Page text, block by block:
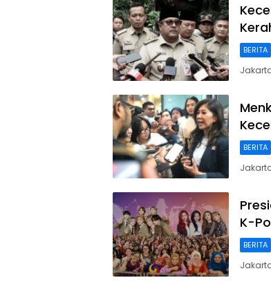
BERITA
BERITA
K-
BERITA